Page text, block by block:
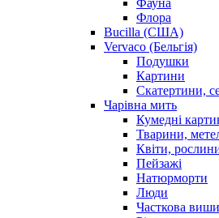
Флора
Bucilla (США)
Vervaco (Бельгія)
Подушки
Картини
Скатертини,
Чарiвна мить
Кумедні
Тварини,
Квіти,
Пейзажі
Натюрморти
Люди
Часткова